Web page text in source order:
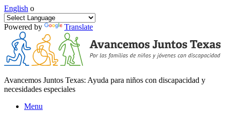
English o
Powered by Translate
Avancemos Juntos Texas: Ayuda para niños con discapacidad y
necesidades especiales
Menu